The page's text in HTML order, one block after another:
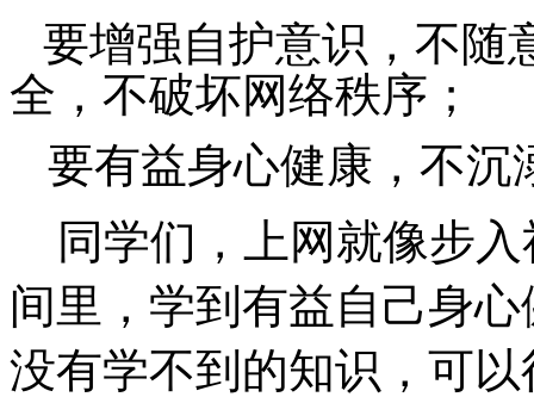
要增强自护意识，不随
全，不破坏网络秩序；
要有益身心健康，不沉
同学们，
上网就像步
间里，学到有益自己身
没有学不到的知识，可